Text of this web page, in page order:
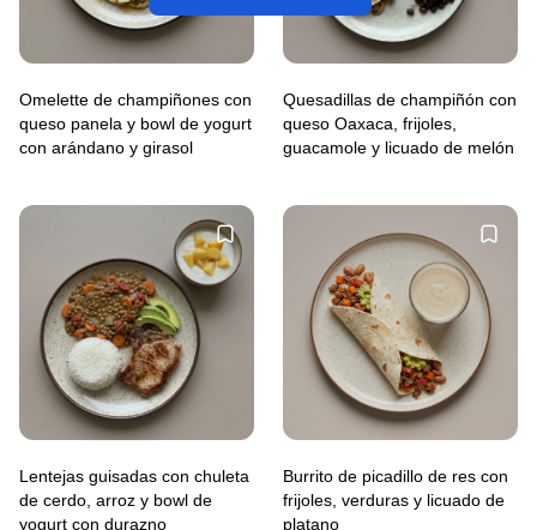
Omelette de champiñones con
queso panela y bowl de yogurt
con arándano y girasol
Quesadillas de champiñón con
queso Oaxaca, frijoles,
guacamole y licuado de melón
Lentejas guisadas con chuleta
de cerdo, arroz y bowl de
yogurt con durazno
Burrito de picadillo de res con
frijoles, verduras y licuado de
platano